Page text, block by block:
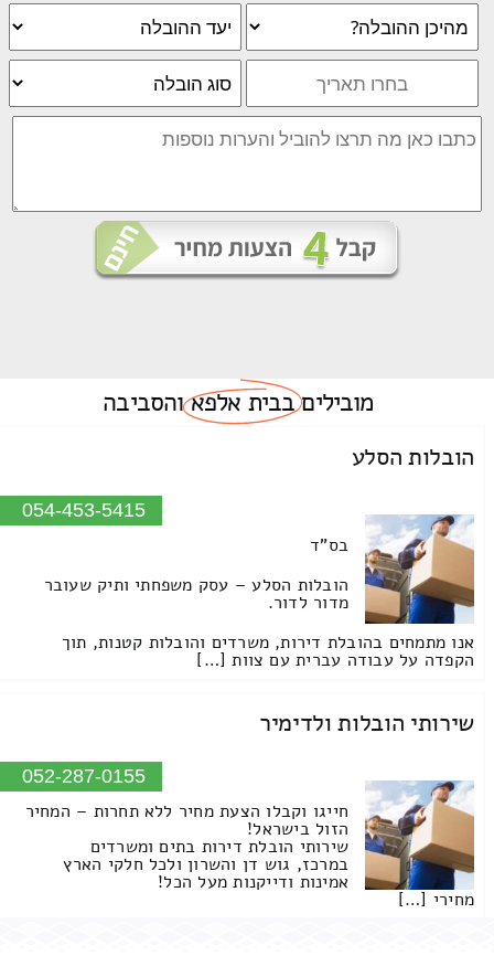
מוביליםבבית אלפאוהסביבה
הובלות הסלע
054-453-5415
בס"ד
הובלות הסלע – עסק משפחתי ותיק שעובר
מדור לדור.
אנו מתמחים בהובלת דירות, משרדים והובלות קטנות, תוך
הקפדה על עבודה עברית עם צוות […]
שירותי הובלות ולדימיר
052-287-0155
חייגו וקבלו הצעת מחיר ללא תחרות – המחיר
הזול בישראל!
שירותי הובלת דירות בתים ומשרדים
במרכז, גוש דן והשרון ולכל חלקי הארץ
אמינות ודייקנות מעל הכל!
מחירי […]